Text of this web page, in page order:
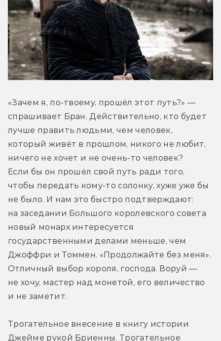
«Зачем я, по-твоему, прошёл этот путь?» —
спрашивает Бран. Действительно, кто будет
лучше править людьми, чем человек,
который живёт в прошлом, никого не любит,
ничего не хочет и не очень-то человек?
Если бы он прошёл свой путь ради того,
чтобы передать кому-то солонку, хуже уже бы
не было. И нам это быстро подтверждают:
на заседании Большого королевского совета
новый монарх интересуется
государственными делами меньше, чем
Джоффри и Томмен. «Продолжайте без меня».
Отличный выбор короля, господа. Воруй —
не хочу, мастер над монетой, его величество
и не заметит.
Трогательное внесение в книгу истории
Джейме рукой Бриенны. Трогательное